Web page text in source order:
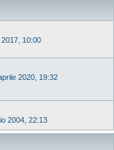
10:00
2020, 19:32
2004, 22:13